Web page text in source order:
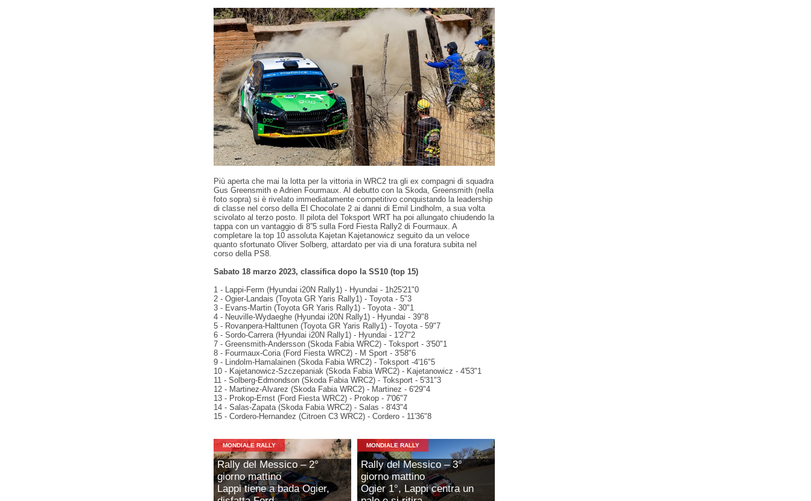
Più aperta che mai la lotta per la vittoria in WRC2 tra gli ex compagni di squadra
Gus Greensmith e Adrien Fourmaux. Al debutto con la Skoda, Greensmith (nella
foto sopra) si è rivelato immediatamente competitivo conquistando la leadership
di classe nel corso della El Chocolate 2 ai danni di Emil Lindholm, a sua volta
scivolato al terzo posto. Il pilota del Toksport WRT ha poi allungato chiudendo la
tappa con un vantaggio di 8”5 sulla Ford Fiesta Rally2 di Fourmaux. A
completare la top 10 assoluta Kajetan Kajetanowicz seguito da un veloce
quanto sfortunato Oliver Solberg, attardato per via di una foratura subita nel
corso della PS8.
Sabato 18 marzo 2023, classifica dopo la SS10 (top 15)
1 - Lappi-Ferm (Hyundai i20N Rally1) - Hyundai - 1h25'21"0
2 - Ogier-Landais (Toyota GR Yaris Rally1) - Toyota - 5"3
3 - Evans-Martin (Toyota GR Yaris Rally1) - Toyota - 30"1
4 - Neuville-Wydaeghe (Hyundai i20N Rally1) - Hyundai - 39"8
5 - Rovanpera-Halttunen (Toyota GR Yaris Rally1) - Toyota - 59"7
6 - Sordo-Carrera (Hyundai i20N Rally1) - Hyundai - 1'27"2
7 - Greensmith-Andersson (Skoda Fabia WRC2) - Toksport - 3'50"1
8 - Fourmaux-Coria (Ford Fiesta WRC2) - M Sport - 3'58"6
9 - Lindolm-Hamalainen (Skoda Fabia WRC2) - Toksport -4'16"5
10 - Kajetanowicz-Szczepaniak (Skoda Fabia WRC2) - Kajetanowicz - 4'53"1
11 - Solberg-Edmondson (Skoda Fabia WRC2) - Toksport - 5'31"3
12 - Martinez-Alvarez (Skoda Fabia WRC2) - Martinez - 6'29"4
13 - Prokop-Ernst (Ford Fiesta WRC2) - Prokop - 7'06"7
14 - Salas-Zapata (Skoda Fabia WRC2) - Salas - 8'43"4
15 - Cordero-Hernandez (Citroen C3 WRC2) - Cordero - 11'36"8
MONDIALE RALLY
Rally del Messico – 2°
giorno mattino
Lappi tiene a bada Ogier,
MONDIALE RALLY
Rally del Messico – 3°
giorno mattino
Ogier 1°, Lappi centra un